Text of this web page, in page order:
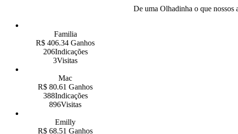
De uma Olhadinha o que nossos
Familia
R$ 406.34 Ganhos
206Indicações
3Visitas
Mac
R$ 80.61 Ganhos
388Indicações
896Visitas
Emilly
R$ 68.51 Ganhos